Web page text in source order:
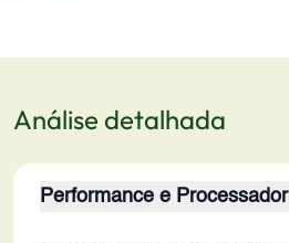
Análise detalhada
Performance e Processador